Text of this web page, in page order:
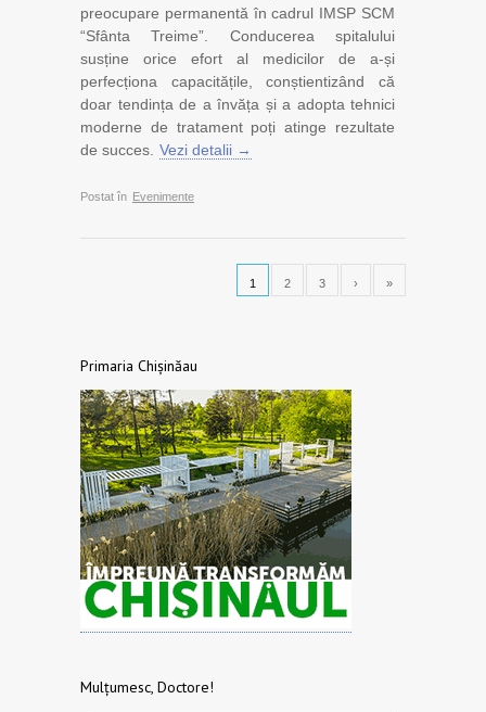
preocupare permanentă în cadrul IMSP SCM
“Sfânta Treime”. Conducerea spitalului
susține orice efort al medicilor de a-și
perfecționa capacitățile, conștientizând că
doar tendința de a învăța și a adopta tehnici
moderne de tratament poți atinge rezultate
de succes. Vezi detalii →
Postat în Evenimente
1 2 3 › »
Primaria Chișinăau
Mulțumesc, Doctore!